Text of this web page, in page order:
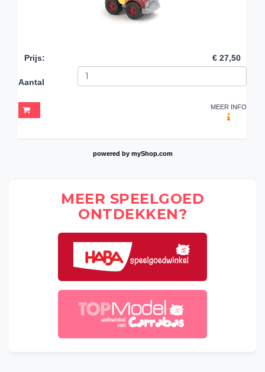
Prijs: € 27,50
Aantal
MEER INFO
powered by myShop.com
MEER SPEELGOED
ONTDEKKEN?